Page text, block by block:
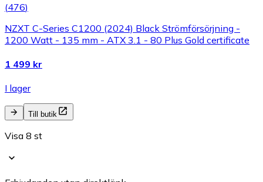
(476)
NZXT C-Series C1200 (2024) Black Strömförsörjning -
1200 Watt - 135 mm - ATX 3.1 - 80 Plus Gold certificate
1 499 kr
I lager
Till butik
Visa 8 st